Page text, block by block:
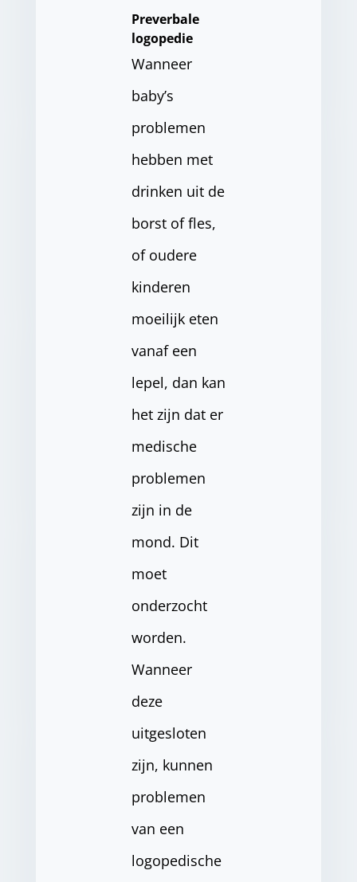
Preverbale
logopedie
Wanneer
baby’s
problemen
hebben met
drinken uit de
borst of fles,
of oudere
kinderen
moeilijk eten
vanaf een
lepel, dan kan
het zijn dat er
medische
problemen
zijn in de
mond. Dit
moet
onderzocht
worden.
Wanneer
deze
uitgesloten
zijn, kunnen
problemen
van een
logopedische